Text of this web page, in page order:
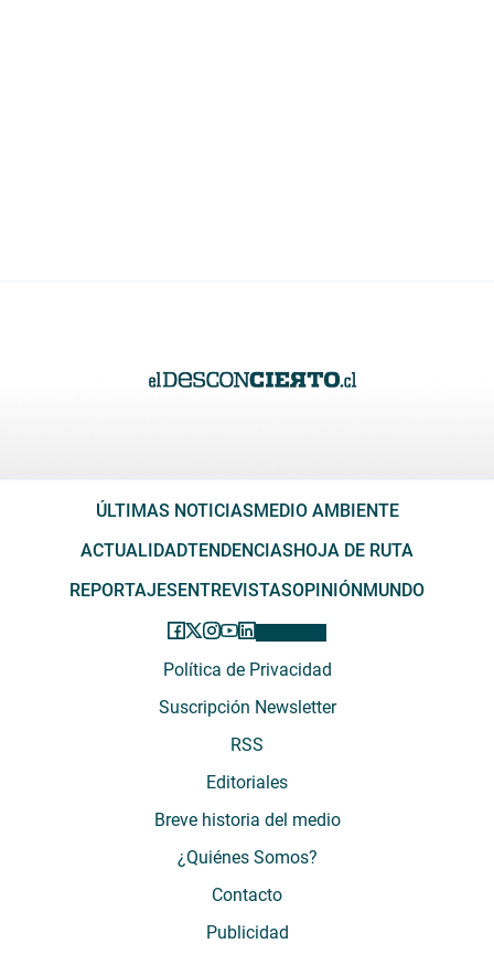
ÚLTIMAS NOTICIASMEDIO AMBIENTE
ACTUALIDADTENDENCIASHOJA DE RUTA
REPORTAJESENTREVISTASOPINIÓNMUNDO
Política de Privacidad
Suscripción Newsletter
RSS
Editoriales
Breve historia del medio
¿Quiénes Somos?
Contacto
Publicidad